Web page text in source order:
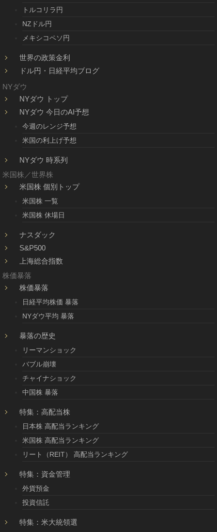
トルコリラ円
NZドル円
メキシコペソ円
世界の政策金利
ドル円・日経平均ブログ
NYダウ
NYダウ トップ
NYダウ 今日のAI予想
今週のレンジ予想
米国の利上げ予想
NYダウ 時系列
米国株／世界株
米国株 個別トップ
米国株 一覧
米国株 休場日
ナスダック
S&P500
上海総合指数
株価暴落
株価暴落
日経平均株価 暴落
NYダウ平均 暴落
暴落の歴史
リーマンショック
バブル崩壊
チャイナショック
中国株 暴落
特集：高配当株
日本株 高配当ランキング
米国株 高配当ランキング
リート（REIT） 高配当ランキング
特集：資金管理
外貨預金
投資信託
特集：米大統領選